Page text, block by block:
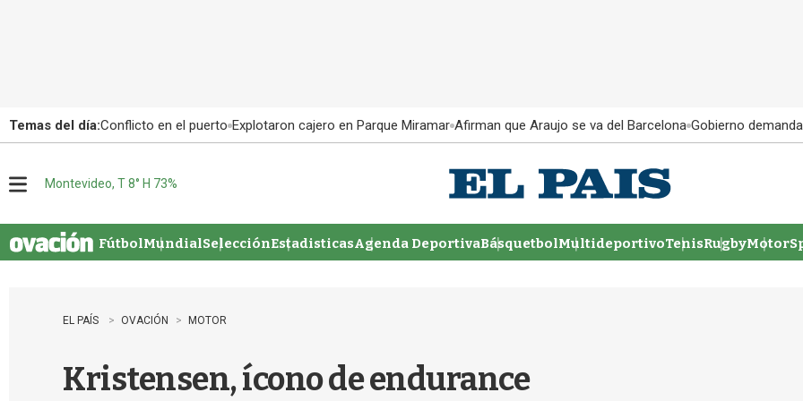
Temas del día:Conflicto en el puerto Explotaron cajero en Parque Miramar Afirman que Araujo se va del Barcelona Gobierno
u
Montevideo, T 8° H 73%
FútbolMundialSelecciónEstadisticasAgenda DeportivaBásquetbolMultideportivoTenisRugby
EL PAÍS OVACIÓN MOTOR
Kristensen, ícono de endurance